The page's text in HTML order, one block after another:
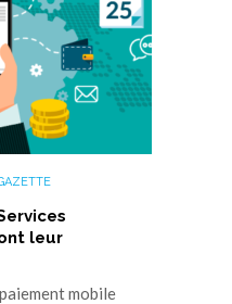
leur
mobile